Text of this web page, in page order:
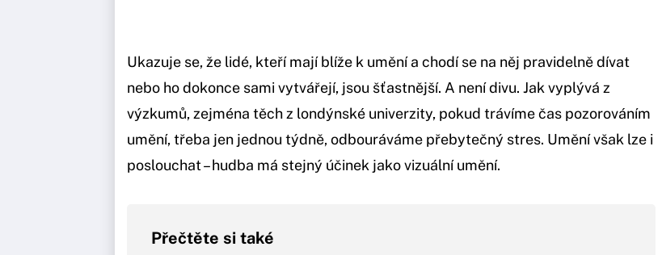
Ukazuje se, že lidé, kteří mají blíže k umění a chodí se na něj pravidelně dívat
nebo ho dokonce sami vytvářejí, jsou šťastnější. A není divu. Jak vyplývá z
výzkumů, zejména těch z londýnské univerzity, pokud trávíme čas pozorováním
umění, třeba jen jednou týdně, odbouráváme přebytečný stres. Umění však lze i
poslouchat – hudba má stejný účinek jako vizuální umění.
Přečtěte si také